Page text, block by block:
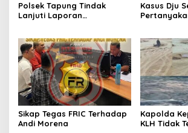
Polsek Tapung Tindak
Lanjuti Laporan
Desa Bencah Kelubi
Kasus Dju
Jampidsus
Sikap Tegas FRIC Terhadap
Andi Morena
Kapolda
KLH Tidak